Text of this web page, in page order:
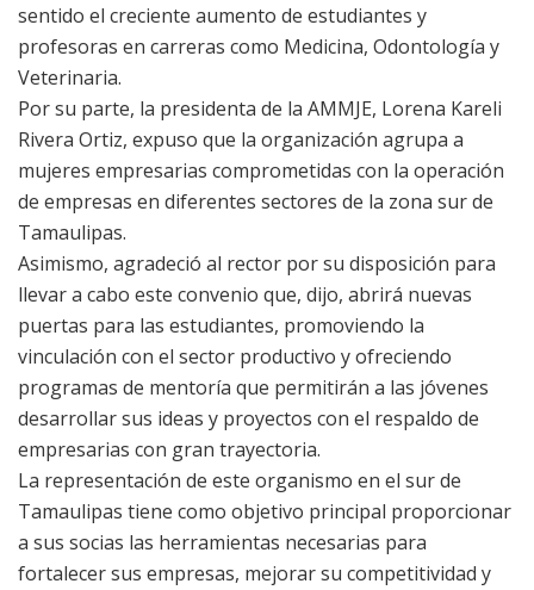
sentido el creciente aumento de estudiantes y
profesoras en carreras como Medicina, Odontología y
Veterinaria.
Por su parte, la presidenta de la AMMJE, Lorena Kareli
Rivera Ortiz, expuso que la organización agrupa a
mujeres empresarias comprometidas con la operación
de empresas en diferentes sectores de la zona sur de
Tamaulipas.
Asimismo, agradeció al rector por su disposición para
llevar a cabo este convenio que, dijo, abrirá nuevas
puertas para las estudiantes, promoviendo la
vinculación con el sector productivo y ofreciendo
programas de mentoría que permitirán a las jóvenes
desarrollar sus ideas y proyectos con el respaldo de
empresarias con gran trayectoria.
La representación de este organismo en el sur de
Tamaulipas tiene como objetivo principal proporcionar
a sus socias las herramientas necesarias para
fortalecer sus empresas, mejorar su competitividad y